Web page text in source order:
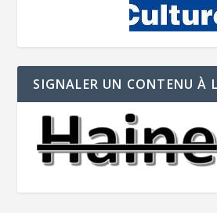
SIGNALER UN CONTENU À